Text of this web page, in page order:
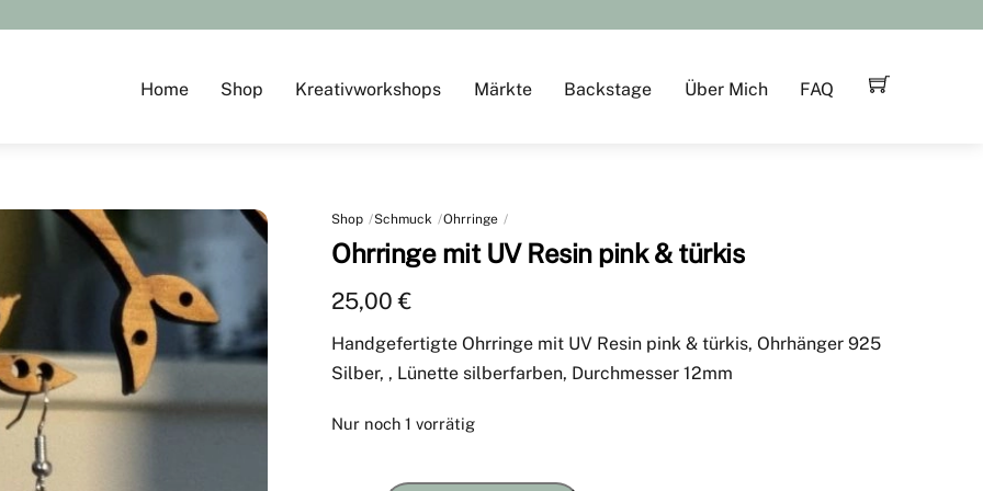
Home Shop Kreativworkshops Märkte Backstage Über Mich FAQ
Shop Schmuck Ohrringe
Ohrringe mit UV Resin pink & türkis
25,00€
Handgefertigte Ohrringe mit UV Resin pink & türkis, Ohrhänger 925
Silber, , Lünette silberfarben, Durchmesser 12mm
Nur noch 1 vorrätig